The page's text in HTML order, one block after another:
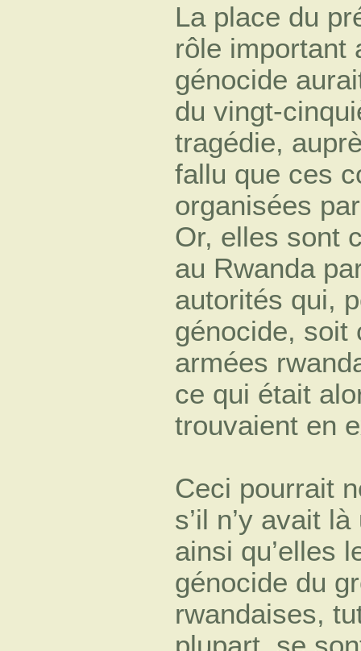
La place du
rôle important
génocide
du vingt-
tragédie,
fallu que ces
organisées
Or, elles sont
au Rwanda
autorités qui,
génocide, soit
armées
ce qui était
trouvaient en
Ceci pourrait
s’il n’y avait
ainsi qu’elles
génocide du
rwandaises,